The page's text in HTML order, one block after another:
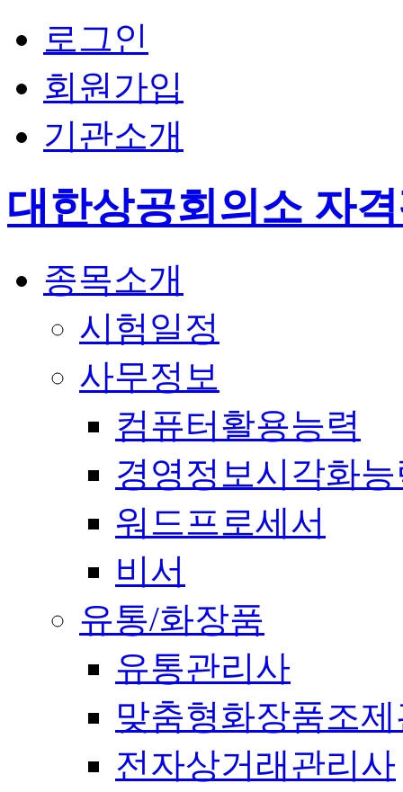
로그인
회원가입
기관소개
대한상공회의소 자
종목소개
시험일정
사무정보
컴퓨터활용능력
경영정보시각화
워드프로세서
비서
유통/화장품
유통관리사
맞춤형화장품조
전자상거래관리사